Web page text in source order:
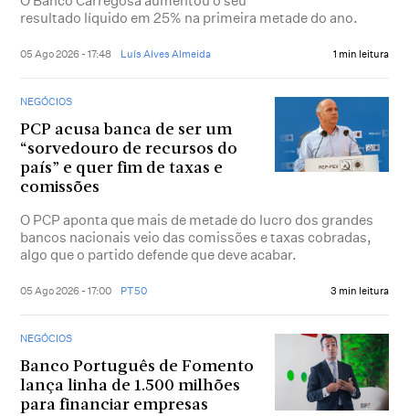
resultado líquido em 25% na primeira metade do ano.
05 Ago 2026 - 17:48 Luís Alves Almeida 1 min leitura
NEGÓCIOS
PCP acusa banca de ser um
“sorvedouro de recursos do
país” e quer fim de taxas e
comissões
O PCP aponta que mais de metade do lucro dos grandes
bancos nacionais veio das comissões e taxas cobradas,
algo que o partido defende que deve acabar.
05 Ago 2026 - 17:00 PT50 3 min leitura
NEGÓCIOS
Banco Português de Fomento
lança linha de 1.500 milhões
para financiar empresas